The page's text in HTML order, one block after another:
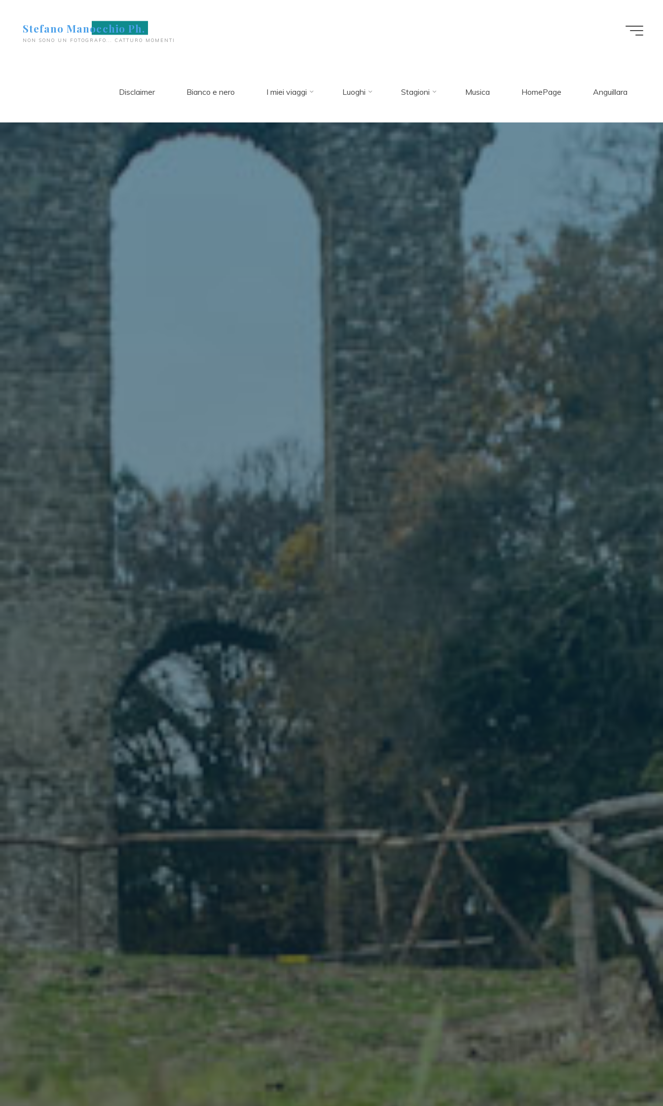
contenutoStefano Manocchio Ph.
NON SONO UN FOTOGRAFO... CATTURO MOMENTI
Disclaimer Bianco e nero I miei viaggi Luoghi Stagioni Musica HomePage Anguillara